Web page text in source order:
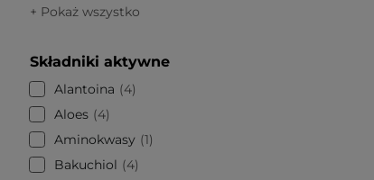
+ Pokaż wszystko
Składniki aktywne
Alantoina
4
Aloes
4
Aminokwasy
1
Bakuchiol
4